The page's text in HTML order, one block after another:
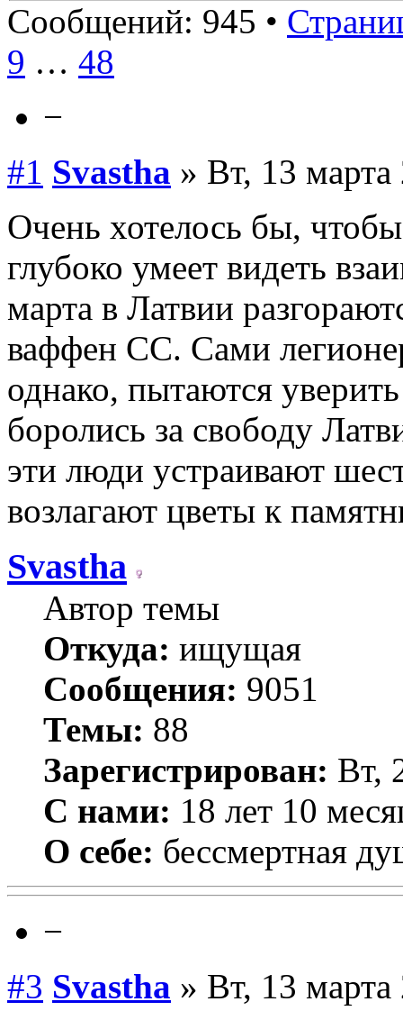
Сообщений: 945 •
9 … 48
−
#1 Svastha » Вт, 13
Очень хотелось бы,
глубоко умеет видеть
марта в Латвии
ваффен СС. Сами
однако, пытаются
боролись за свободу
эти люди устраивают
возлагают цветы к
Svastha
Автор темы
Откуда: ищущая
Сообщения: 9051
Темы: 88
Зарегистрирован: Вт,
С нами: 18 лет 10
О себе: бессмертная
−
#3 Svastha » Вт, 13